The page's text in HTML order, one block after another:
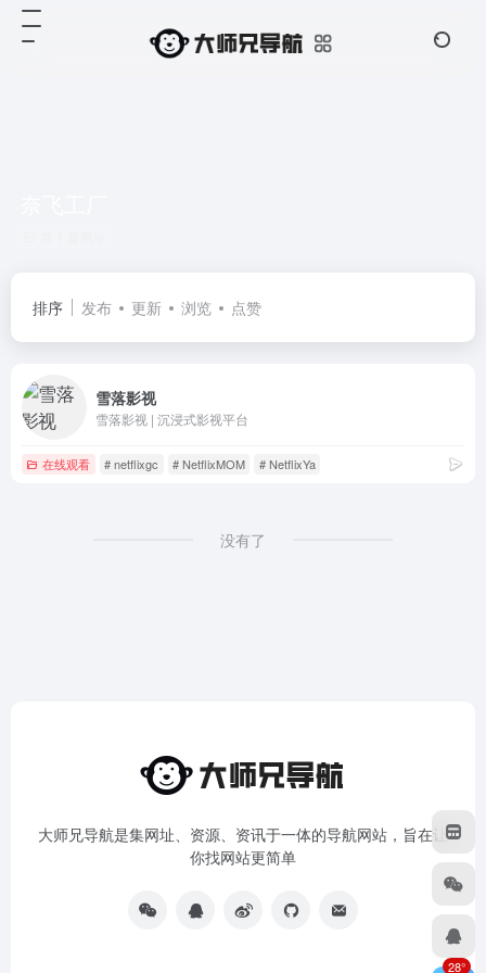
排序 发布 更新 浏览 点赞
雪落影视
雪落影视 | 沉浸式影视平台
在线观看 # netflixgc # NetflixMOM # NetflixYa
没有了
大师兄导航是集网址、资源、资讯于一体的导航网站，旨在让
你找网站更简单
28°